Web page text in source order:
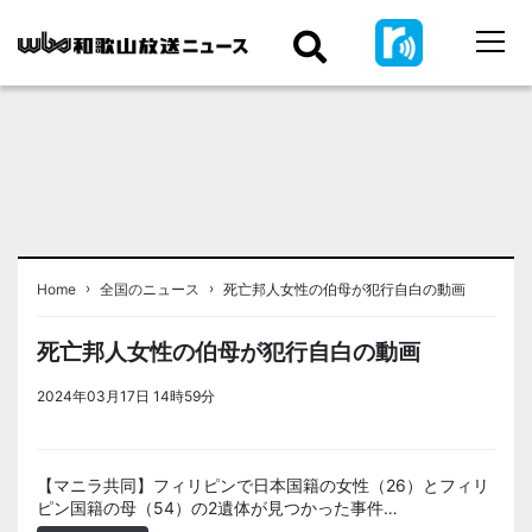
Home › 全国のニュース › 死亡邦人女性の伯母が犯行自白の動画
死亡邦人女性の伯母が犯行自白の動画
2024年03月17日 14時59分
【マニラ共同】フィリピンで日本国籍の女性（26）とフィリ
ピン国籍の母（54）の2遺体が見つかった事件…